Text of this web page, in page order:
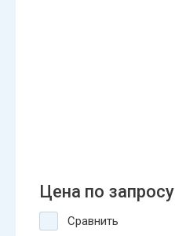
Цена по запросу
Сравнить